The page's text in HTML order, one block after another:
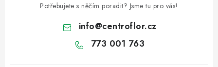
Potřebujete s něčím poradit? Jsme tu pro vás!
info@centroflor.cz
773 001 763